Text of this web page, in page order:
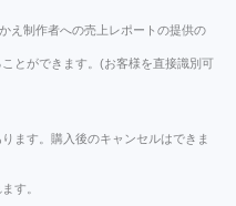
え制作者への売上レポートの提供の
とができます。(お客様を直接識別可
ます。購入後のキャンセルはできま
す。